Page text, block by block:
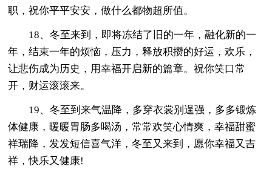
职，祝你平平安安，做什么都物超所值。
18、冬至来到，即将冻结了旧的一年，融化新的一
年，结束一年的烦恼，压力，释放积攒的好运，欢乐，
让悲伤成为历史，用幸福开启新的篇章。祝你笑口常
开，财运滚滚来。
19、冬至到来气温降，多穿衣裳别逞强，多多锻炼
体健康，暖暖胃肠多喝汤，常常欢笑心情爽，幸福甜蜜
祥瑞降，发发短信喜气洋，冬至又来到，愿你幸福又吉
祥，快乐又健康!